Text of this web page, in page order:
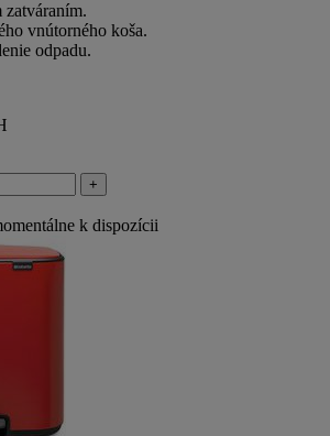
zatváraním.
vnútorného koša.
odpadu.
+
k dispozícii